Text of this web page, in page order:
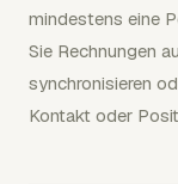
mindestens eine
Sie Rechnungen
synchronisieren
Kontakt oder